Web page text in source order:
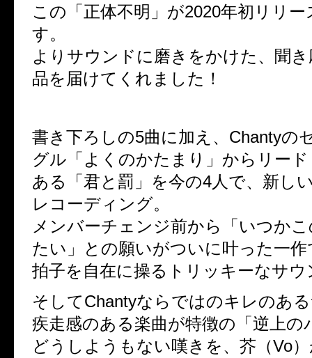
この「正体不明」が2020年初リリ
す。
よりサウンドに磨きをかけた、聞
品を届けてくれました！
書き下ろしの5曲に加え、Chantyの
グル「よくのかたまり」からリー
ある「君と罰」を今の4人で、新し
レコーディング。
メンバーチェンジ前から「いつか
たい」との願いがついに叶った一作
拍子を自在に操るトリッキーなサウ
そしてChantyならではのキレのあ
疾走感のある楽曲が特徴の「逆上の
どうしようもない嘆きを、芥（Vo